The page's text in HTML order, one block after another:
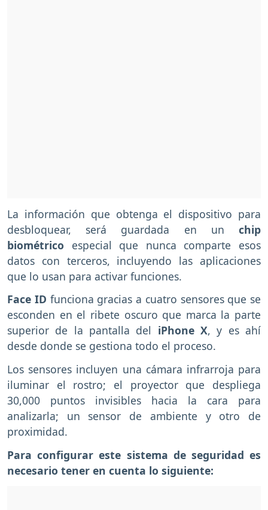
La información que obtenga el dispositivo para
desbloquear, será guardada en un chip
biométrico especial que nunca comparte esos
datos con terceros, incluyendo las aplicaciones
que lo usan para activar funciones.
Face ID funciona gracias a cuatro sensores que se
esconden en el ribete oscuro que marca la parte
superior de la pantalla del iPhone X, y es ahí
desde donde se gestiona todo el proceso.
Los sensores incluyen una cámara infrarroja para
iluminar el rostro; el proyector que despliega
30,000 puntos invisibles hacia la cara para
analizarla; un sensor de ambiente y otro de
proximidad.
Para configurar este sistema de seguridad es
necesario tener en cuenta lo siguiente: